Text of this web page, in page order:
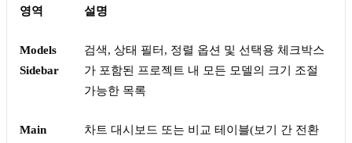
영역 설명
Models
Sidebar
검색, 상태 필터, 정렬 옵션 및 선택용 체크박스
가 포함된 프로젝트 내 모든 모델의 크기 조절
가능한 목록
Main
차트 대시보드 또는 비교 테이블(보기 간 전환